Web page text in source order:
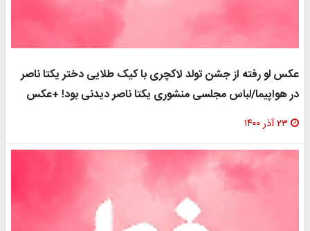
عکس لو رفته از جشن تولد لاکچری با کیک طلایی دختر یکتا ناصر
در هواپیما/لباس مجلسی منشوری یکتا ناصر دیدنی بود! +عکس
۲۳ آذر ۱۴۰۰